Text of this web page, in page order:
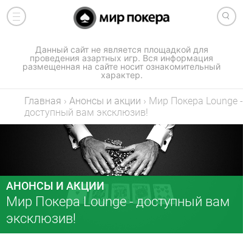
Данный сайт не является площадкой для
проведения азартных игр. Вся информация
размещенная на сайте носит ознакомительный
характер.
Главная › Анонсы и акции › Мир Покера Lounge -
доступный вам эксклюзив!
АНОНСЫ И АКЦИИ
Мир Покера Lounge - доступный вам
эксклюзив!